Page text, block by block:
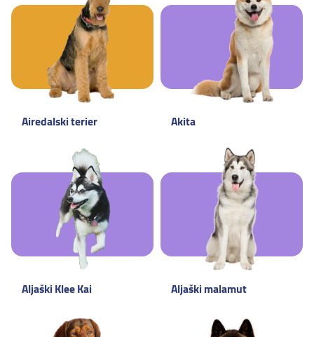
Airedalski terier Akita
Aljaški Klee Kai Aljaški malamut